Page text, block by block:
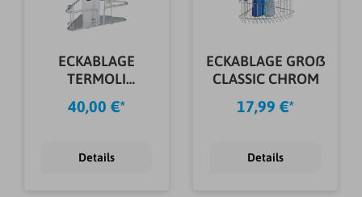
ECKABLAGE
TERMOLI
EDELSTAHL
40,00 €*
Details
ECKABLAGE GROß
CLASSIC CHROM
17,99 €*
Details